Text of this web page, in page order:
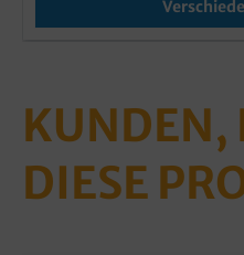
KUNDEN,
DIESE